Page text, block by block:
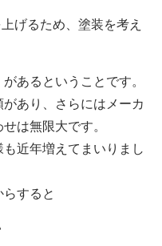
げるため、塗装を考え
あるということです。
あり、さらにはメーカ
は無限大です。
近年増えてまいりまし
すると